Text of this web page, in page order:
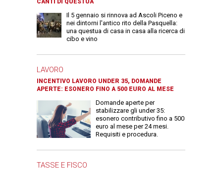
Il 5 gennaio si rinnova ad Ascoli Piceno e
nei dintorni l'antico rito della Pasquella:
una questua di casa in casa alla ricerca di
cibo e vino
LAVORO
INCENTIVO LAVORO UNDER 35, DOMANDE
APERTE: ESONERO FINO A 500 EURO AL MESE
Domande aperte per
stabilizzare gli under 35:
esonero contributivo fino a 500
euro al mese per 24 mesi.
Requisiti e procedura.
TASSE E FISCO